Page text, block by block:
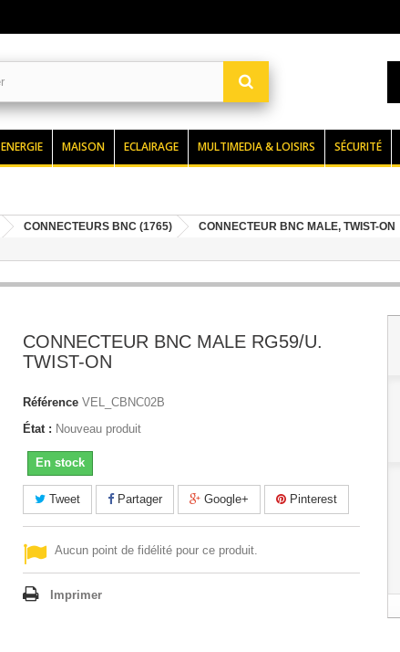
ENERGIE MAISON ECLAIRAGE MULTIMEDIA & LOISIRS SÉCURITÉ
CONNECTEURS BNC (1765) CONNECTEUR BNC MALE, TWIST-ON
CONNECTEUR BNC MALE RG59/U.
TWIST-ON
Référence VEL_CBNC02B
État : Nouveau produit
En stock
Tweet Partager Google+ Pinterest
Aucun point de fidélité pour ce produit.
Imprimer